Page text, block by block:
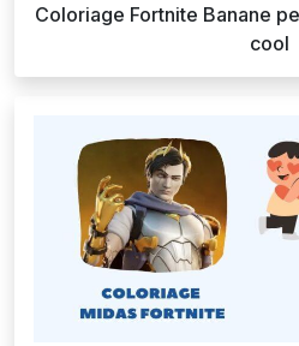
Coloriage Fortnite Banane
cool